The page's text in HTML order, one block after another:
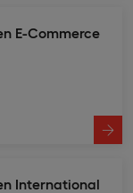
E-Commerce
International